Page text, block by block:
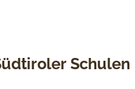
Schulen